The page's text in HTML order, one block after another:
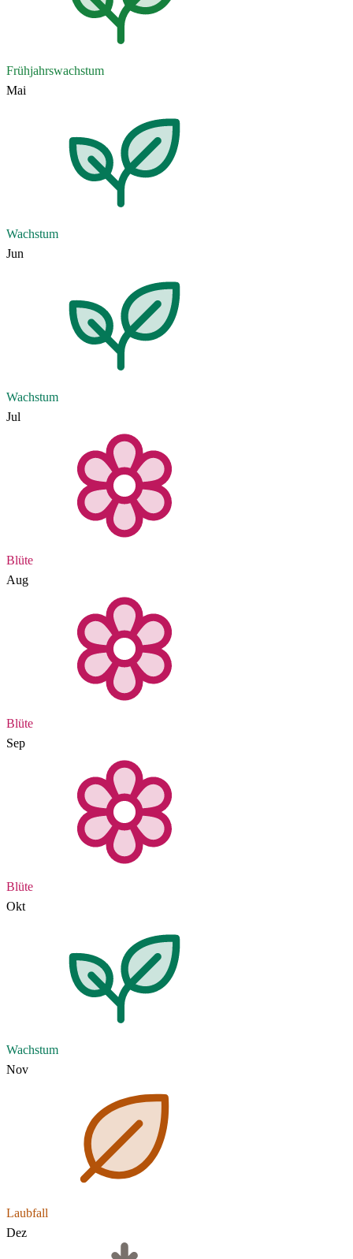
Frühjahrswachstum
Mai
Wachstum
Jun
Wachstum
Jul
Blüte
Aug
Blüte
Sep
Blüte
Okt
Wachstum
Nov
Laubfall
Dez